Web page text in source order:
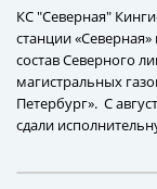
КС "Северная"
станции
состав Северного
магистральных
Петербург». С
сдали